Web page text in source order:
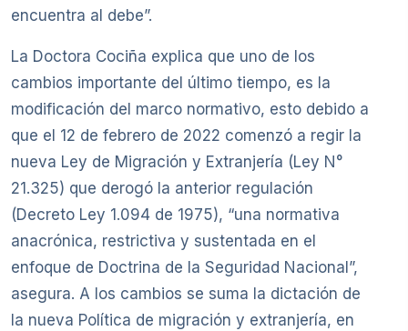
encuentra al debe”.
La Doctora Cociña explica que uno de los
cambios importante del último tiempo, es la
modificación del marco normativo, esto debido a
que el 12 de febrero de 2022 comenzó a regir la
nueva Ley de Migración y Extranjería (Ley N°
21.325) que derogó la anterior regulación
(Decreto Ley 1.094 de 1975), “una normativa
anacrónica, restrictiva y sustentada en el
enfoque de Doctrina de la Seguridad Nacional”,
asegura. A los cambios se suma la dictación de
la nueva Política de migración y extranjería, en